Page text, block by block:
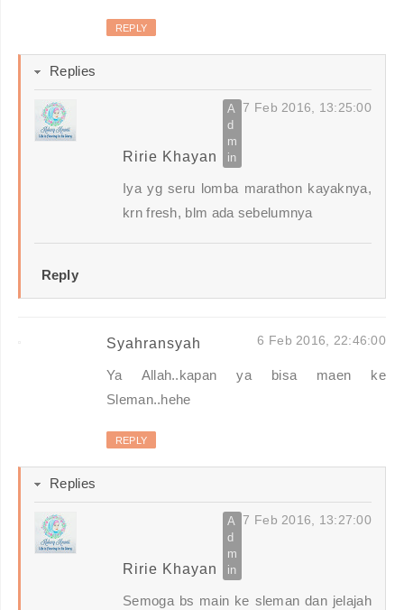
REPLY
Replies
Ririe Khayan
7 Feb 2016, 13:25:00
Iya yg seru lomba marathon kayaknya,
krn fresh, blm ada sebelumnya
Reply
Syahransyah 6 Feb 2016, 22:46:00
Ya Allah..kapan ya bisa maen ke
Sleman..hehe
REPLY
Replies
Ririe Khayan
7 Feb 2016, 13:27:00
Semoga bs main ke sleman dan jelajah